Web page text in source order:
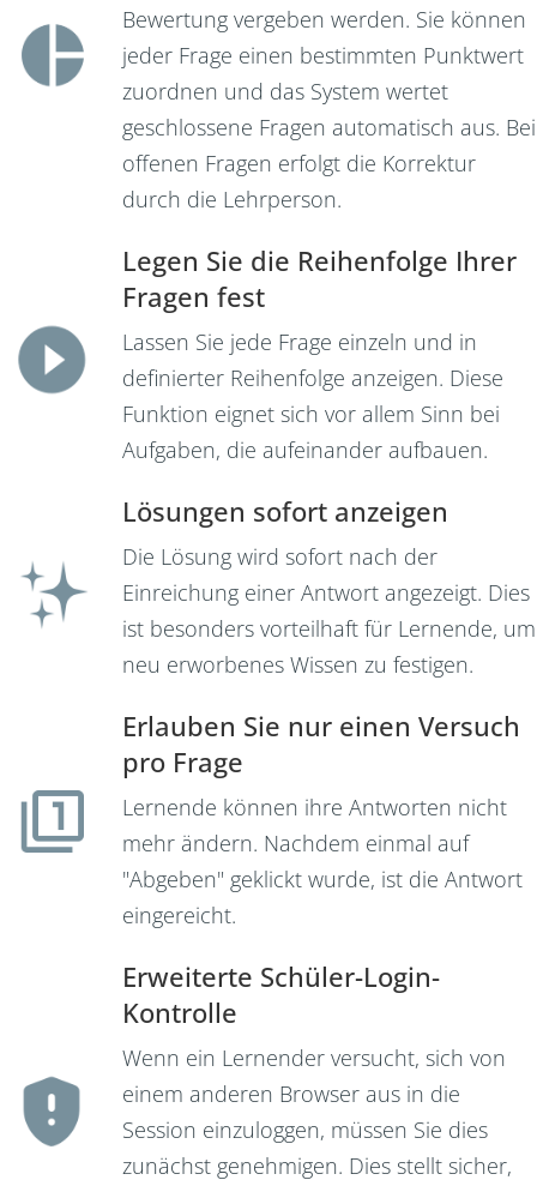
Bewertung vergeben werden. Sie können
jeder Frage einen bestimmten Punktwert
zuordnen und das System wertet
geschlossene Fragen automatisch aus. Bei
offenen Fragen erfolgt die Korrektur
durch die Lehrperson.
Legen Sie die Reihenfolge Ihrer
Fragen fest
Lassen Sie jede Frage einzeln und in
definierter Reihenfolge anzeigen. Diese
Funktion eignet sich vor allem Sinn bei
Aufgaben, die aufeinander aufbauen.
Lösungen sofort anzeigen
Die Lösung wird sofort nach der
Einreichung einer Antwort angezeigt. Dies
ist besonders vorteilhaft für Lernende, um
neu erworbenes Wissen zu festigen.
Erlauben Sie nur einen Versuch
pro Frage
Lernende können ihre Antworten nicht
mehr ändern. Nachdem einmal auf
"Abgeben" geklickt wurde, ist die Antwort
eingereicht.
Erweiterte Schüler-Login-
Kontrolle
Wenn ein Lernender versucht, sich von
einem anderen Browser aus in die
Session einzuloggen, müssen Sie dies
zunächst genehmigen. Dies stellt sicher,